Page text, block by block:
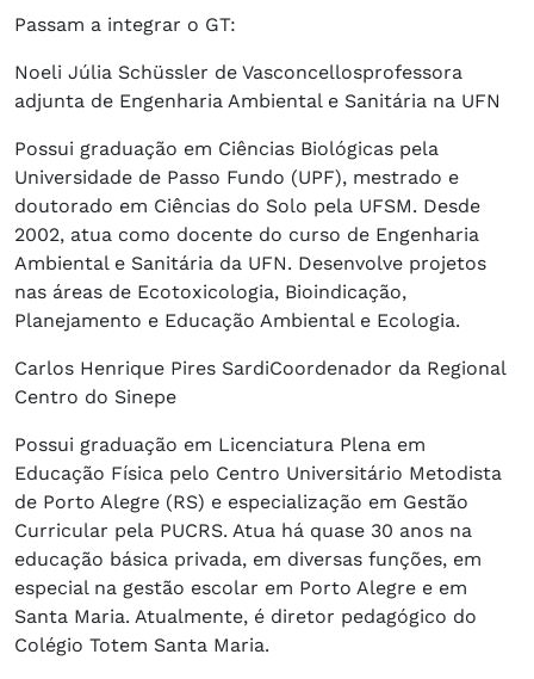
Passam a integrar o GT:
Noeli Júlia Schüssler de Vasconcellosprofessora
adjunta de Engenharia Ambiental e Sanitária na UFN
Possui graduação em Ciências Biológicas pela
Universidade de Passo Fundo (UPF), mestrado e
doutorado em Ciências do Solo pela UFSM. Desde
2002, atua como docente do curso de Engenharia
Ambiental e Sanitária da UFN. Desenvolve projetos
nas áreas de Ecotoxicologia, Bioindicação,
Planejamento e Educação Ambiental e Ecologia.
Carlos Henrique Pires SardiCoordenador da Regional
Centro do Sinepe
Possui graduação em Licenciatura Plena em
Educação Física pelo Centro Universitário Metodista
de Porto Alegre (RS) e especialização em Gestão
Curricular pela PUCRS. Atua há quase 30 anos na
educação básica privada, em diversas funções, em
especial na gestão escolar em Porto Alegre e em
Santa Maria. Atualmente, é diretor pedagógico do
Colégio Totem Santa Maria.